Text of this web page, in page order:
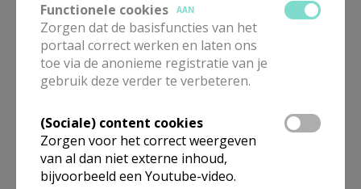
Gepubliceerd door
Pastorale Eenheid HH Prisca en Aquila
Meer
Artikel
Functionele cookies
AAN
Zorgen dat de basisfuncties van het
portaal correct werken en laten ons
toe via de anonieme registratie van je
gebruik deze verder te verbeteren.
(Sociale) content cookies
Zorgen voor het correct weergeven
van al dan niet externe inhoud,
bijvoorbeeld een Youtube-video.